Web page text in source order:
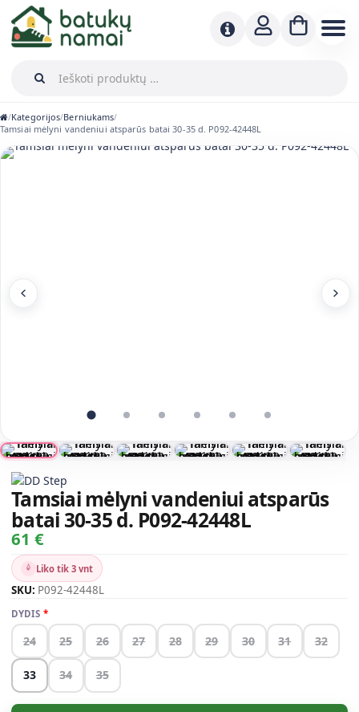
/Kategorijos/Berniukams/
Tamsiai mėlyni vandeniui atsparūs batai 30-35 d. P092-42448L
Tamsiai mėlyni vandeniui atsparūs
batai 30-35 d. P092-42448L
61 €
Liko tik 3 vnt
SKU: P092-42448L
DYDIS
24 25 26 27 28 29 30 31 32
33 34 35